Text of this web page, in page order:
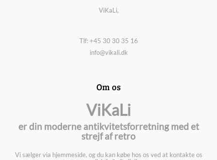
ViKaLi,
Tlf: +45 30 30 35 16
info@vikali.dk
Om os
ViKaLi
er din moderne antikvitetsforretning med et
strejf af retro
Vi sælger via hjemmeside, og du kan købe hos os ved at kontakte os